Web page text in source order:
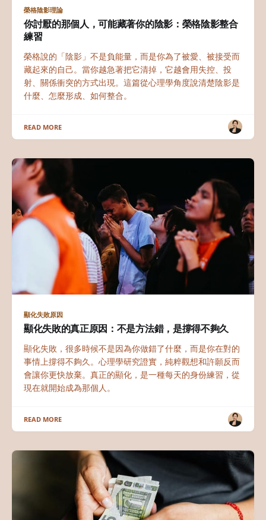
榮格陰影理論
你討厭的那個人，可能藏著你的陰影：榮格陰影整合
練習
榮格說的「陰影」不是負能量，而是你為了被愛、被接受而
藏起來的自己。當你越急著把它清掉，它越會用失控、投
射、關係衝突的方式出現。這篇從心理學角度說清楚陰影是
什麼、怎麼形成、如何整合。
READ MORE
顯化失敗原因
顯化失敗的真正原因：不是方法錯，是撐得不夠久
顯化失敗，很多時候不是因為你做錯了什麼，而是你在對的
事情上撐得不夠久。心理學研究證實，純粹觀想和許願反而
會讓你更快放棄。真正的顯化，是一種每天的身份練習，從
現在就開始成為那個人。
READ MORE